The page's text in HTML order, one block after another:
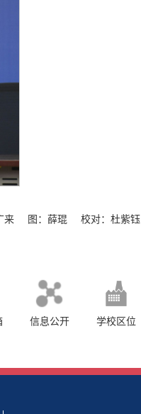
来 图：薛琨 校对：杜紫钰
信息公开 学校区位